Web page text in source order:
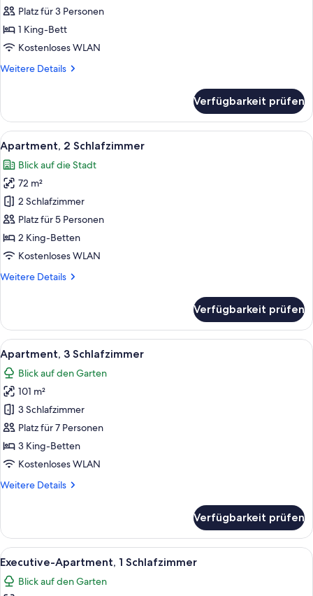
Schlafzimmer
anzeigen
Platz für 3 Personen
1 King-Bett
Kostenloses WLAN
Weitere Details
Weitere
1
Schlafzimmer
Verfügbarkeit prüfen
Alle
Fotos
für
Apartment,
2 Schlafzimmer
anzeigen
Ein Hotelzimmer mit einem Bett,
9
Apartment, 2 Schlafzimmer
Blick auf die Stadt
72 m²
2 Schlafzimmer
Platz für 5 Personen
2 King-Betten
Kostenloses WLAN
Weitere Details
Weitere
2 Schlafzimmer
Verfügbarkeit prüfen
Alle
Fotos
für
Apartment,
3 Schlafzimmer
anzeigen
Eine moderne Küche mit einer
6
Apartment, 3 Schlafzimmer
Blick auf den Garten
101 m²
3 Schlafzimmer
Platz für 7 Personen
3 King-Betten
Kostenloses WLAN
Weitere Details
Weitere
3 Schlafzimmer
Verfügbarkeit prüfen
Alle
Fotos
für
Ein modernes Wohnzimmer mit
9
Executive-Apartment, 1 Schlafzimmer
Blick auf den Garten